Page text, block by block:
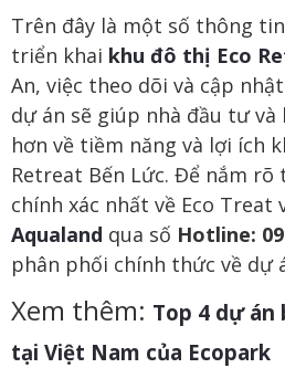
Trên đây là một số thông
triển khai khu đô thị Eco
An, việc theo dõi và cập
dự án sẽ giúp nhà đầu tư và
hơn về tiềm năng và lợi ích
Retreat Bến Lức. Để nắm
chính xác nhất về Eco Treat
Aqualand qua số Hotline:
phân phối chính thức về dự
Xem thêm: Top 4 dự án
tại Việt Nam của Ecopark